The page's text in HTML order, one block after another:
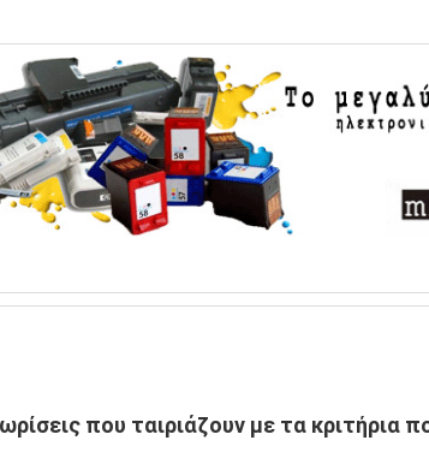
που ταιριάζουν με τα κριτήρια